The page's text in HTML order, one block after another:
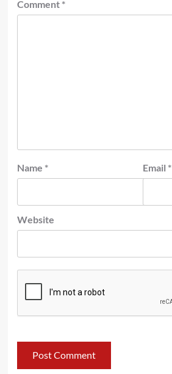
Comment *
Name * Email *
Website